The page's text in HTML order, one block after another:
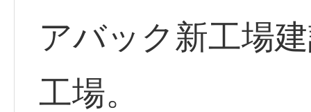
アバック新工場
工場。